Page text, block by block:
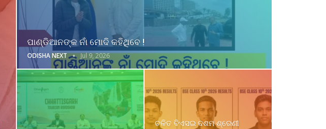
ପାଣ୍ଡିଆନଙ୍କ ନାଁ ମୋଦି କହିଥିବେ !
ODISHA NEXT Jul 9, 2026
ଚଳିତ ବିଏସଇ ଦଶମ ଶ୍ରେଣୀ